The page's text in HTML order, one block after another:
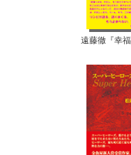
遠藤徹『幸